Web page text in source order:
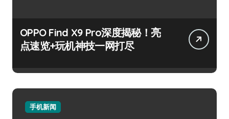
OPPO Find X9 Pro深度揭秘！亮
点速览+玩机神技一网打尽
手机新闻